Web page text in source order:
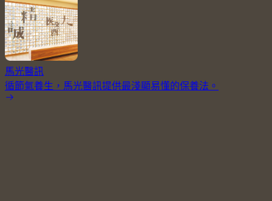
馬光醫訊
循節氣養生，馬光醫訊提供最淺顯易懂的保養法。